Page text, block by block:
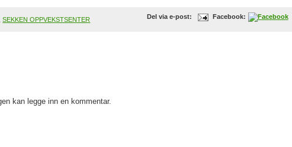
Del via e-post: Facebook:
,SEKKEN OPPVEKSTSENTER
kan legge inn en kommentar.